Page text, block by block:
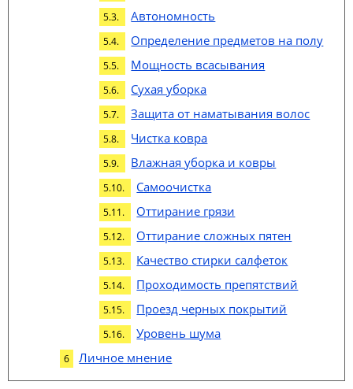
Автономность
Определение предметов на полу
Мощность всасывания
Сухая уборка
Защита от наматывания волос
Чистка ковра
Влажная уборка и ковры
Самоочистка
Оттирание грязи
Оттирание сложных пятен
Качество стирки салфеток
Проходимость препятствий
Проезд черных покрытий
Уровень шума
Личное мнение